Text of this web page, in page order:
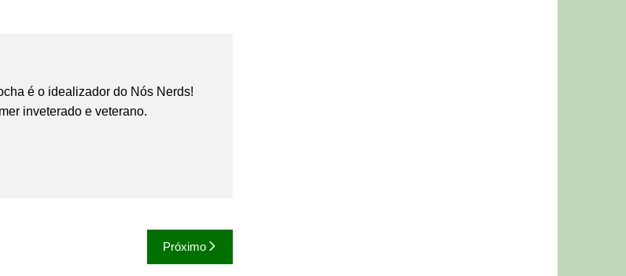
é o idealizador do Nós Nerds!
inveterado e veterano.
Próximo